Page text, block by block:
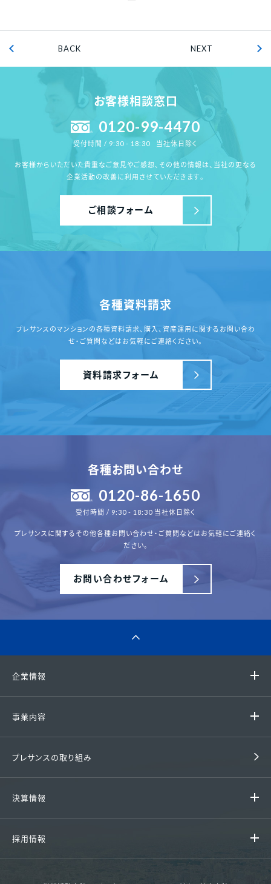
BACK NEXT
お客様相談窓口
0120-99-4470
受付時間 / 9:30 - 18:30 当社休日除く
お客様からいただいた貴重なご意見やご感想、その他の情報は、 当社の更なる
企業活動の改善に利用させていただきます。
ご相談フォーム
各種資料請求
プレサンスのマンションの各種資料請求、 購入、資産運用に関するお問い合わ
せ・ご質問などはお気軽にご連絡ください。
資料請求フォーム
各種お問い合わせ
0120-86-1650
受付時間 / 9:30 - 18:30 当社休日除く
プレサンスに関するその他各種お問い合わせ・ご質問などはお気軽にご連絡く
ださい。
お問い合わせフォーム
企業情報
会社概要 / アクセス
事業内容
収益用マンション
プレサンスの取り組み
決算情報
決算ハイライト
採用情報